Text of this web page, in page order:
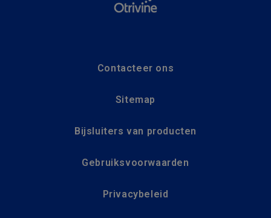
Contacteer ons
Sitemap
Bijsluiters van producten
Gebruiksvoorwaarden
Privacybeleid